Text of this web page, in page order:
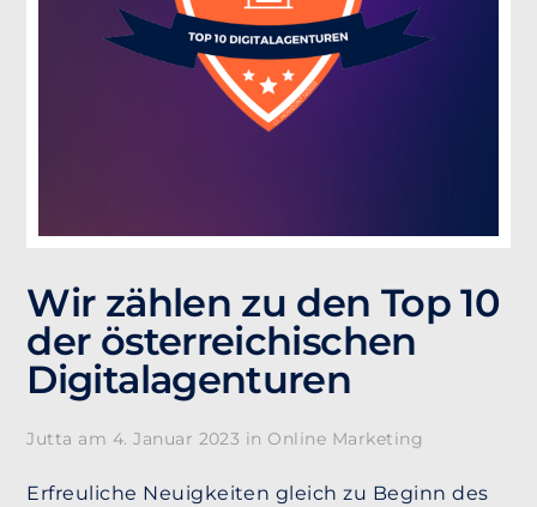
Wir zählen zu den Top 10
der österreichischen
Digitalagenturen
Jutta am 4. Januar 2023 in Online Marketing
Erfreuliche Neuigkeiten gleich zu Beginn des